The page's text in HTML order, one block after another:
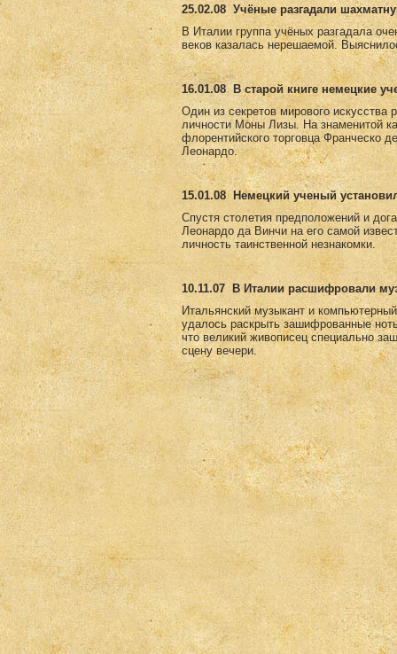
25.02.08 Учёные разгадали
В Италии группа учёных разгадала
веков казалась нерешаемой.
16.01.08
В старой книге немецкие
Один из секретов мирового искусства
личности Моны Лизы. На знаменитой
флорентийского торговца Франческо
Леонардо.
15.01.08 Немецкий ученый
Спустя столетия предположений и
Леонардо да Винчи на его самой
личность таинственной незнакомки.
10.11.07
В Италии расшифровали
Итальянский музыкант и
удалось раскрыть зашифрованные
что великий живописец специально
сцену вечери.